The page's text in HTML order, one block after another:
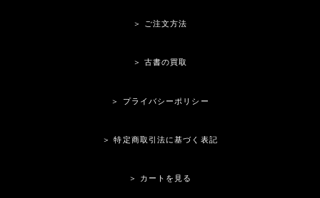
＞ ご注文方法
＞ 古書の買取
＞ プライバシーポリシー
＞ 特定商取引法に基づく表記
＞ カートを見る